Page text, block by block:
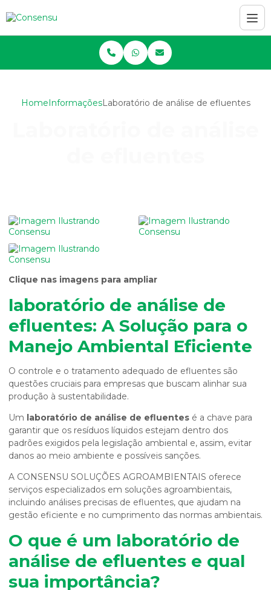
HomeInformaçõesLaboratório de análise de efluentes
Clique nas imagens para ampliar
laboratório de análise de
efluentes: A Solução para o
Manejo Ambiental Eficiente
O controle e o tratamento adequado de efluentes são
questões cruciais para empresas que buscam alinhar sua
produção à sustentabilidade.
Um laboratório de análise de efluentes é a chave para
garantir que os resíduos líquidos estejam dentro dos
padrões exigidos pela legislação ambiental e, assim, evitar
danos ao meio ambiente e possíveis sanções.
A CONSENSU SOLUÇÕES AGROAMBIENTAIS oferece
serviços especializados em soluções agroambientais,
incluindo análises precisas de efluentes, que ajudam na
gestão eficiente e no cumprimento das normas ambientais.
O que é um laboratório de
análise de efluentes e qual
sua importância?